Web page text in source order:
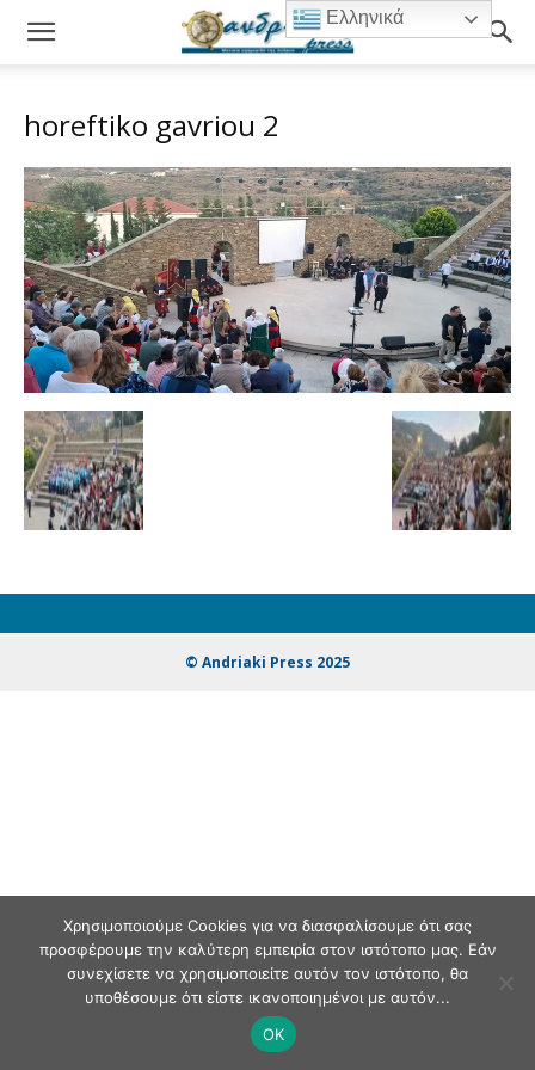
horeftiko gavriou 2
© Andriaki Press 2025
Ελληνικά
Χρησιμοποιούμε Cookies για να διασφαλίσουμε ότι σας
προσφέρουμε την καλύτερη εμπειρία στον ιστότοπο μας. Εάν
συνεχίσετε να χρησιμοποιείτε αυτόν τον ιστότοπο, θα
υποθέσουμε ότι είστε ικανοποιημένοι με αυτόν...
OK